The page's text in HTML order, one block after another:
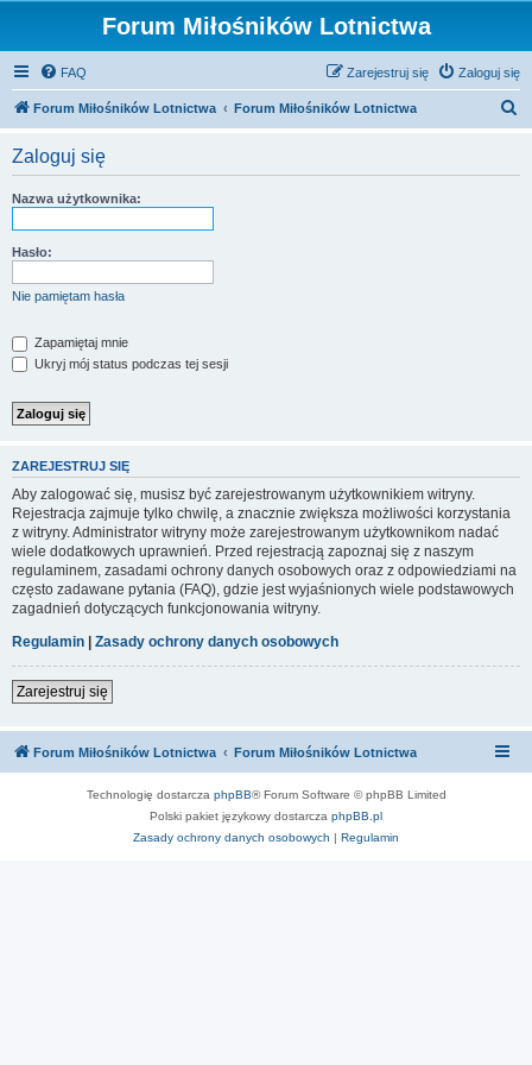
Forum Miłośników Lotnictwa
FAQ Zaloguj się
Zarejestruj się
Forum Miłośników Lotnictwa Forum Miłośników Lotnictwa
Zaloguj się
Nazwa użytkownika:
Hasło:
Nie pamiętam hasła
Zapamiętaj mnie
Ukryj mój status podczas tej sesji
ZAREJESTRUJ SIĘ
Aby zalogować się, musisz być zarejestrowanym użytkownikiem witryny.
Rejestracja zajmuje tylko chwilę, a znacznie zwiększa możliwości korzystania
z witryny. Administrator witryny może zarejestrowanym użytkownikom nadać
wiele dodatkowych uprawnień. Przed rejestracją zapoznaj się z naszym
regulaminem, zasadami ochrony danych osobowych oraz z odpowiedziami na
często zadawane pytania (FAQ), gdzie jest wyjaśnionych wiele podstawowych
zagadnień dotyczących funkcjonowania witryny.
Regulamin | Zasady ochrony danych osobowych
Zarejestruj się
Forum Miłośników Lotnictwa Forum Miłośników Lotnictwa
Technologię dostarcza phpBB® Forum Software © phpBB Limited
Polski pakiet językowy dostarcza phpBB.pl
Zasady ochrony danych osobowych | Regulamin